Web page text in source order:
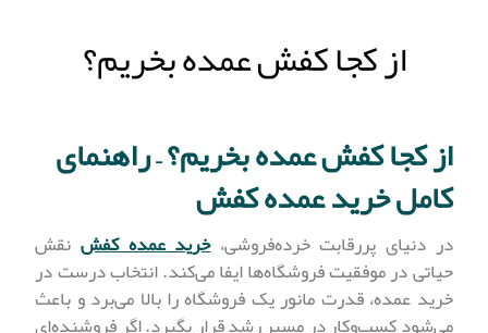
از کجا کفش عمده بخریم؟
از کجا کفش عمده بخریم؟ – راهنمای
کامل خرید عمده کفش
در دنیای پررقابت خرده‌فروشی،خرید عمده کفشنقش
حیاتی در موفقیت فروشگاه‌ها ایفا می‌کند. انتخاب درست در
خرید عمده، قدرت مانور یک فروشگاه را بالا می‌برد و باعث
می‌شود کسب‌وکار در مسیر رشد قرار بگیرد. اگر فروشنده‌ای